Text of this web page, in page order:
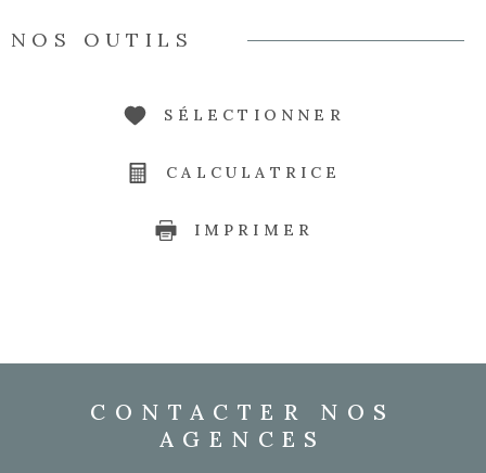
NOS OUTILS
SÉLECTIONNER
CALCULATRICE
IMPRIMER
CONTACTER NOS
AGENCES